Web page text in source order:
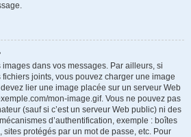
dans vos messages. Par ailleurs, si
fichiers joints, vous pouvez charger une image
lier une image placée sur un serveur Web
mon-image.gif. Vous ne pouvez pas
(sauf si c’est un serveur Web public) ni des
d’authentification, exemple : boîtes
sites protégés par un mot de passe, etc. Pour